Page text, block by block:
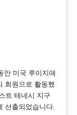
안 미국 루이지애
회원으로 활동했
트 테네시 지구
선출되었습니다.